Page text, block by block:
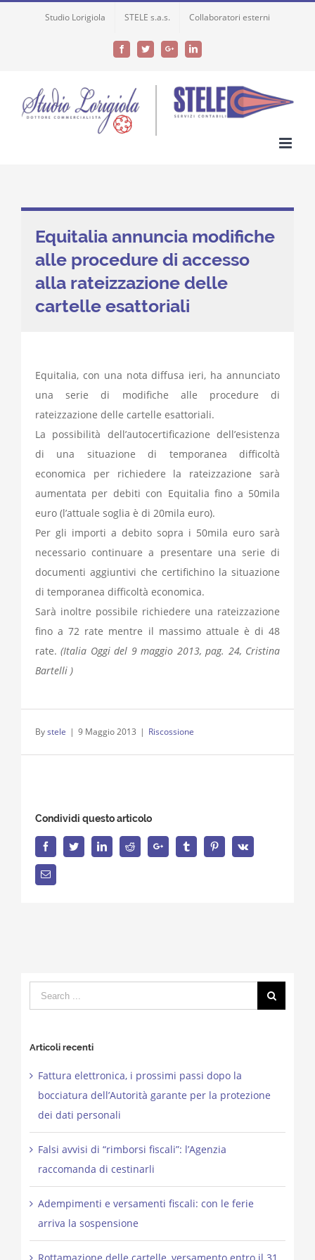
Studio Lorigiola STELE s.a.s. Collaboratori esterni
FacebookTwitterGoogle+LinkedIn
Equitalia annuncia modifiche
alle procedure di accesso
alla rateizzazione delle
cartelle esattoriali
Equitalia, con una nota diffusa ieri, ha annunciato
una serie di modifiche alle procedure di
rateizzazione delle cartelle esattoriali.
La possibilità dell’autocertificazione dell’esistenza
di una situazione di temporanea difficoltà
economica per richiedere la rateizzazione sarà
aumentata per debiti con Equitalia fino a 50mila
euro (l’attuale soglia è di 20mila euro).
Per gli importi a debito sopra i 50mila euro sarà
necessario continuare a presentare una serie di
documenti aggiuntivi che certifichino la situazione
di temporanea difficoltà economica.
Sarà inoltre possibile richiedere una rateizzazione
fino a 72 rate mentre il massimo attuale è di 48
rate.(Italia Oggi del 9 maggio 2013, pag. 24, Cristina
Bartelli )
Bystele | 9 Maggio 2013 | Riscossione
Condividi questo articolo
FacebookTwitterLinkedInReddit Google+ Tumblr PinterestVk
Email
Search
for:
Articoli recenti
Fattura elettronica, i prossimi passi dopo la
bocciatura dell’Autorità garante per la protezione
dei dati personali
Falsi avvisi di “rimborsi fiscali”: l’Agenzia
raccomanda di cestinarli
Adempimenti e versamenti fiscali: con le ferie
arriva la sospensione